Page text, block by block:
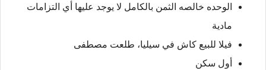
الوحده خالصه الثمن بالكامل لا يوجد عليها أي التزامات
مادية
فيلا للبيع كاش في سيليا، طلعت مصطفى
أول سكن